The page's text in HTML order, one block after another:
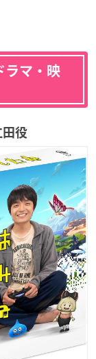
ラマ・映
田役